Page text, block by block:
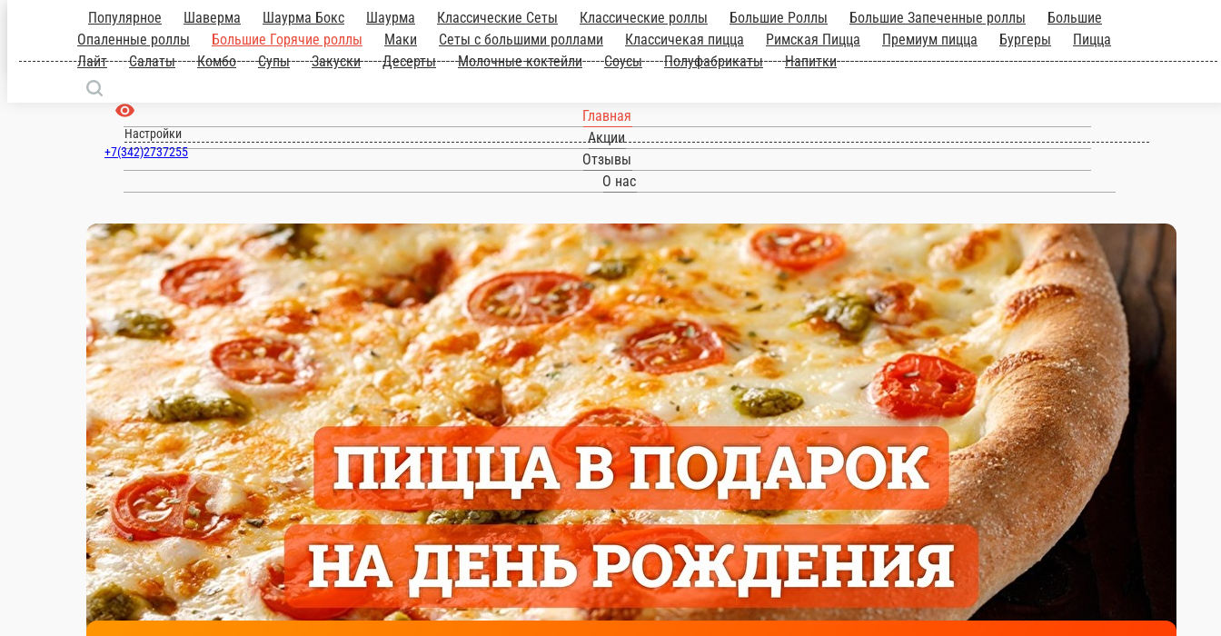
Пермь
Настройки
+7(342)2737255
Главная
Акции
Отзывы
О нас
Популярное Шаверма Шаурма Бокс Шаурма Классические Сеты Классические роллы Большие Роллы
Большие
Запеченные роллы
Большие Опаленные роллы Большие Горячие роллы Маки Сеты с большими роллами
Классичекая
пицца
Римская Пицца Премиум пицца Бургеры Пицца Лайт Салаты Комбо Супы Закуски Десерты
Молочные
коктейли